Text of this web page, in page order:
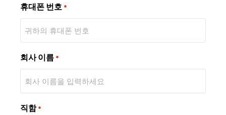
휴대폰 번호 *
회사 이름 *
직함 *